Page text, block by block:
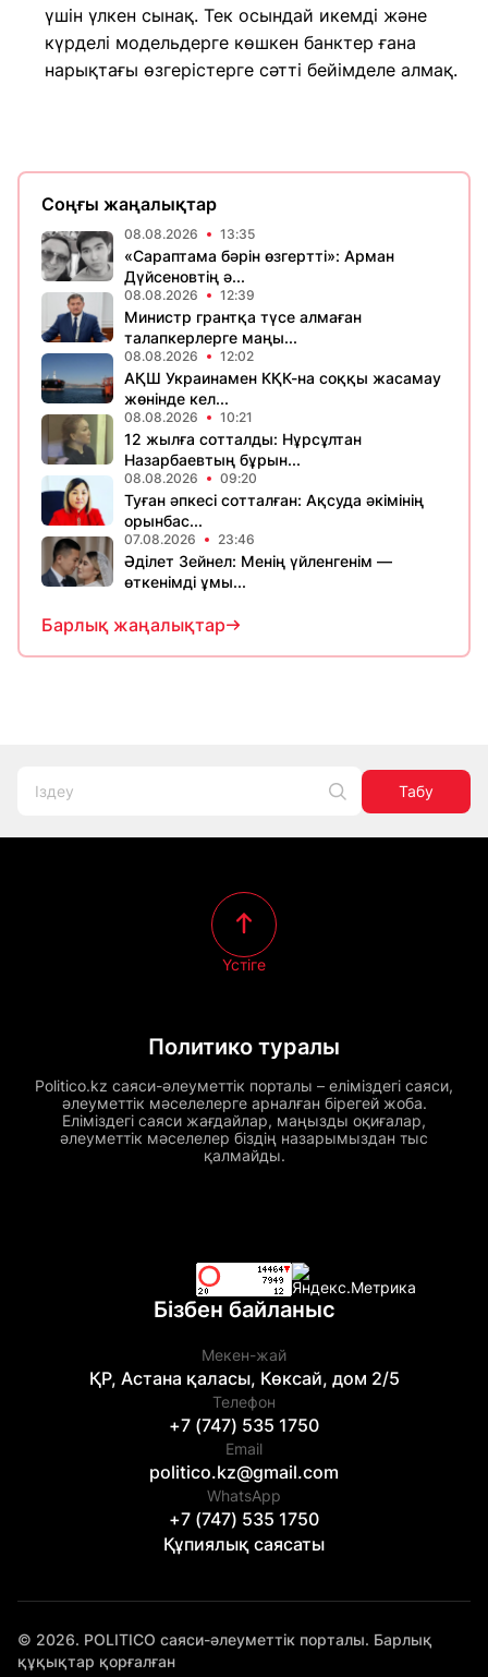
үшін үлкен сынақ. Тек осындай икемді және
күрделі модельдерге көшкен банктер ғана
нарықтағы өзгерістерге сәтті бейімделе алмақ.
Соңғы жаңалықтар
08.08.2026 13:35
«Сараптама бәрін өзгертті»: Арман
Дүйсеновтің ә...
08.08.2026 12:39
Министр грантқа түсе алмаған
талапкерлерге маңы...
08.08.2026 12:02
АҚШ Украинамен КҚК-на соққы жасамау
жөнінде кел...
08.08.2026 10:21
12 жылға сотталды: Нұрсұлтан
Назарбаевтың бұрын...
08.08.2026 09:20
Туған әпкесі сотталған: Ақсуда әкімінің
орынбас...
07.08.2026 23:46
Әділет Зейнел: Менің үйленгенім —
өткенімді ұмы...
Барлық жаңалықтар
Табу
Политико туралы
Politico.kz саяси-әлеуметтік порталы – еліміздегі саяси,
әлеуметтік мәселелерге арналған бірегей жоба.
Еліміздегі саяси жағдайлар, маңызды оқиғалар,
әлеуметтік мәселелер біздің назарымыздан тыс
қалмайды.
Үстіге
Бізбен байланыс
Мекен-жай
ҚР, Астана қаласы, Көксай, дом 2/5
Телефон
+7 (747) 535 1750
Email
politico.kz@gmail.com
WhatsApp
+7 (747) 535 1750
Құпиялық саясаты
© 2026. POLITICO саяси-әлеуметтік порталы. Барлық
құқықтар қорғалған